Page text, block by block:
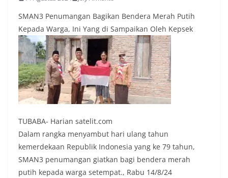
SMAN3 Penumangan Bagikan Bendera Merah Putih
Kepada Warga, Ini Yang di Sampaikan Oleh Kepsek
TUBABA- Harian satelit.com
Dalam rangka menyambut hari ulang tahun
kemerdekaan Republik Indonesia yang ke 79 tahun,
SMAN3 penumangan giatkan bagi bendera merah
putih kepada warga setempat., Rabu 14/8/24